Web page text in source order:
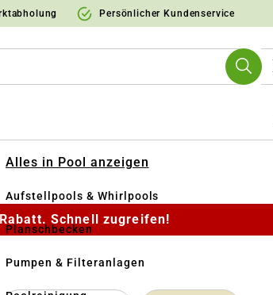
Persönlicher Kundenservice
Alles in Pool anzeigen
Aufstellpools & Whirlpools
Planschbecken
Pumpen & Filteranlagen
Schnell zugreifen!